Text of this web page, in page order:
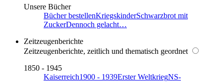
Unsere Bücher
Bücher bestellenKriegskinderSchwarzbrot mit
ZuckerDennoch gelacht…
Zeitzeugenberichte
Zeitzeugenberichte, zeitlich und thematisch geordnet
1850 - 1945
Kaiserreich1900 - 1939Erster WeltkriegNS-